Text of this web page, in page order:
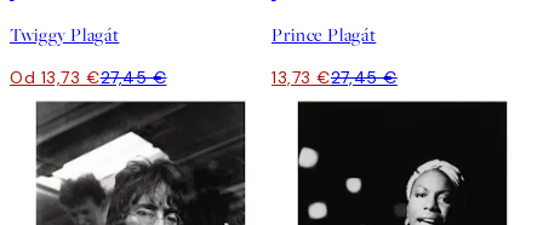
Twiggy Plagát
Od 13,73 €27,45 €
Prince Plagát
13,73 €27,45 €